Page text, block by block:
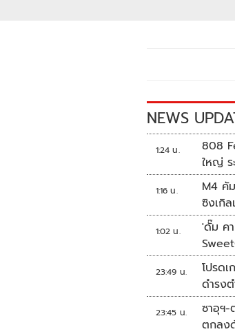
NEWS
1:24 น.
808
ใหญ่ ร
ต.ค.นี้
1:16 น.
M4 คั
ซิงเกิ
1:02 น.
'ดั๊ม ค
23:49 น.
โปรด
ดำรง
พระร
23:45 น.
ซาอุฯ-
ตกลง